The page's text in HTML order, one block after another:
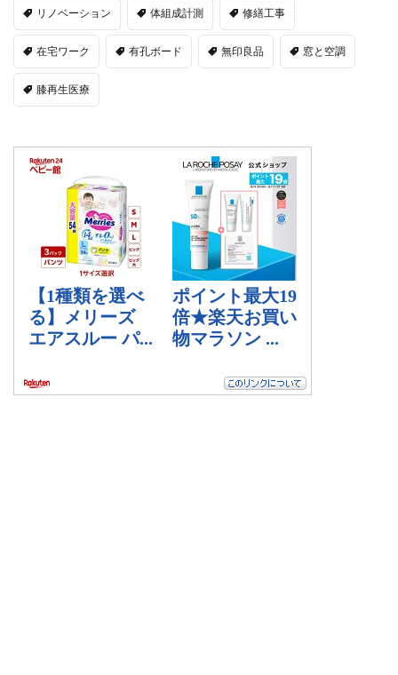
リノベーション 体組成計測 修繕工事
在宅ワーク 有孔ボード 無印良品 窓と空調
膝再生医療